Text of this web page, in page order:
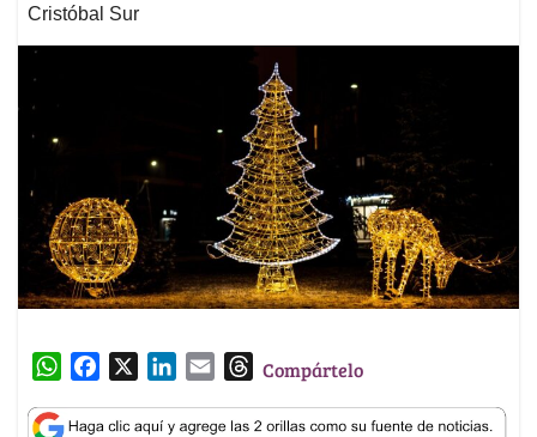
Cristóbal Sur
W
a
c
n
a
T
r
Compártelo